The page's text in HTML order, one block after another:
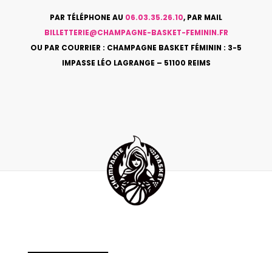
PAR TÉLÉPHONE AU 06.03.35.26.10, PAR MAIL
BILLETTERIE@CHAMPAGNE-BASKET-FEMININ.FR
OU PAR COURRIER : CHAMPAGNE BASKET FÉMININ : 3-5
IMPASSE LÉO LAGRANGE – 51100 REIMS